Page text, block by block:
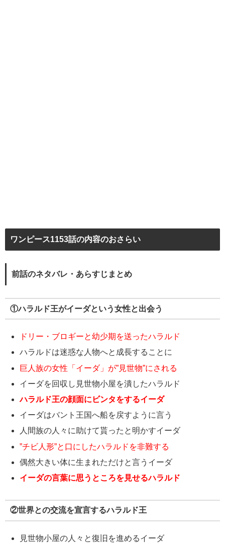
ワンピース1153話の内容のおさらい
前話のネタバレ・あらすじまとめ
①ハラルド王がイーダという女性と出会う
ドリー・ブロギーと幼少期を送ったハラルド
ハラルドは迷惑な人物へと成長することに
巨人族の女性「イーダ」が”見世物”にされる
イーダを回収し見世物小屋を潰したハラルド
ハラルド王の顔面にビンタをするイーダ
イーダはバント王国へ船を戻すように言う
人間族の人々に助けて貰ったと明かすイーダ
”チビ人形”と口にしたハラルドを非難する
偶然大きい体に生まれただけと言うイーダ
イーダの言葉に思うところを見せるハラルド
②世界との交流を宣言するハラルド王
見世物小屋の人々と復旧を進めるイーダ